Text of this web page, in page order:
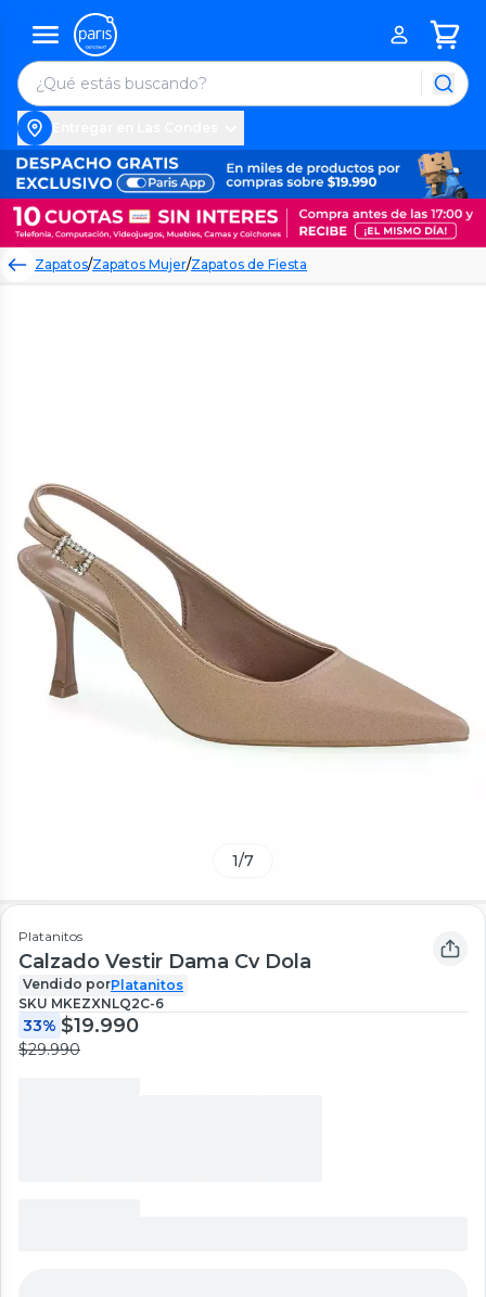
Zapatos/Zapatos Mujer/Zapatos de Fiesta
1/7
Platanitos
Calzado Vestir Dama Cv Dola
Vendido porPlatanitos
SKU MKEZXNLQ2C-6
33% $19.990
$29.990